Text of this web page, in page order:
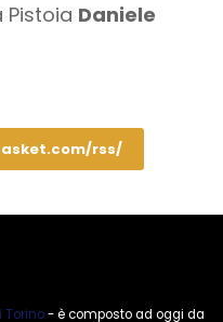
Daniele
rss/
Torino- è composto ad oggi da